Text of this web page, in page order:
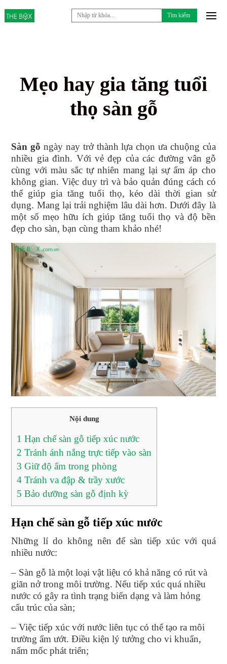
Tìm
kiếm
Mẹo hay gia tăng tuổi
thọ sàn gỗ
Sàn gỗ ngày nay trở thành lựa chọn ưa chuộng của
nhiều gia đình. Với vẻ đẹp của các đường vân gỗ
cùng với màu sắc tự nhiên mang lại sự ấm áp cho
không gian. Việc duy trì và bảo quản đúng cách có
thể giúp gia tăng tuổi thọ, kéo dài thời gian sử
dụng. Mang lại trải nghiệm lâu dài hơn. Dưới đây là
một số mẹo hữu ích giúp tăng tuổi thọ và độ bền
đẹp cho sàn, bạn cùng tham khảo nhé!
Nội dung
1 Hạn chế sàn gỗ tiếp xúc nước
2 Tránh ánh nắng trực tiếp vào sàn
3 Giữ độ ẩm trong phòng
4 Tránh va đập & trầy xước
5 Bảo dưỡng sàn gỗ định kỳ
Hạn chế sàn gỗ tiếp xúc nước
Những lí do không nên để sàn tiếp xúc với quá
nhiều nước:
– Sàn gỗ là một loại vật liệu có khả năng có rút và
giãn nở trong môi trường. Nếu tiếp xúc quá nhiều
nước có gây ra tình trạng biến dạng và làm hỏng
cấu trúc của sàn;
– Việc tiếp xúc với nước liên tục có thể tạo ra môi
trường ẩm ướt. Điều kiện lý tưởng cho vi khuẩn,
nấm mốc phát triển;